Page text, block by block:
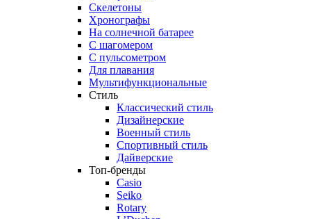
Скелетоны
Хронографы
На солнечной батарее
С шагомером
С пульсометром
Для плавания
Мультифункциональные
Стиль
Классический стиль
Дизайнерские
Военный стиль
Спортивный стиль
Дайверские
Топ-бренды
Casio
Seiko
Rotary